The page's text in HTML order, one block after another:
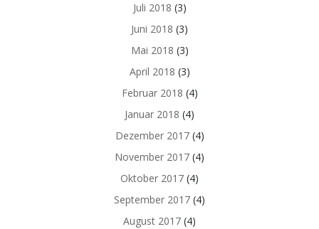
Juli 2018 (3)
Juni 2018 (3)
Mai 2018 (3)
April 2018 (3)
Februar 2018 (4)
Januar 2018 (4)
Dezember 2017(4)
November 2017 (4)
Oktober 2017 (4)
September 2017 (4)
August 2017 (4)